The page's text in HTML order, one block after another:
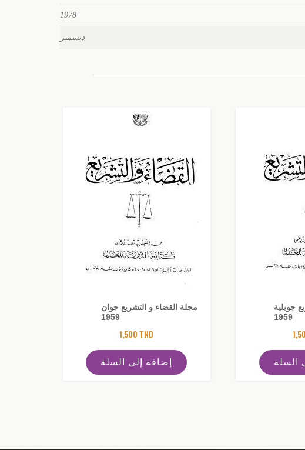
1978
ديسمبر
جويلية
1959
السلة
مجلة القضاء و التشريع جوان
1959
1,500 TND
إضافة إلى السلة